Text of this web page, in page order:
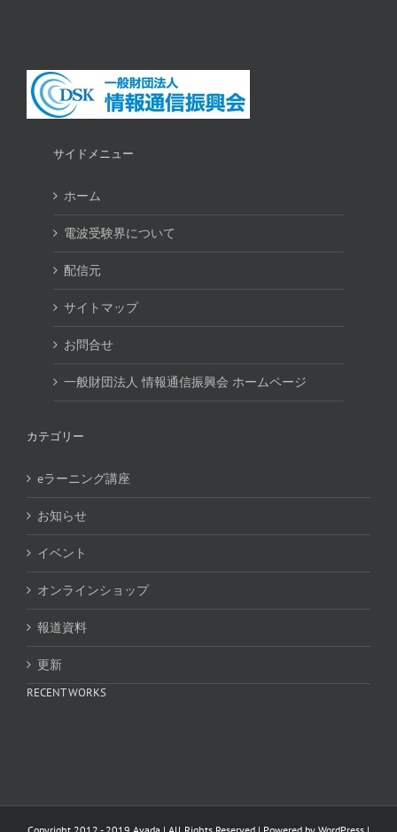
サイドメニュー
ホーム
電波受験界について
配信元
サイトマップ
お問合せ
一般財団法人 情報通信振興会 ホームページ
カテゴリー
eラーニング講座
お知らせ
イベント
オンラインショップ
報道資料
更新
RECENT WORKS